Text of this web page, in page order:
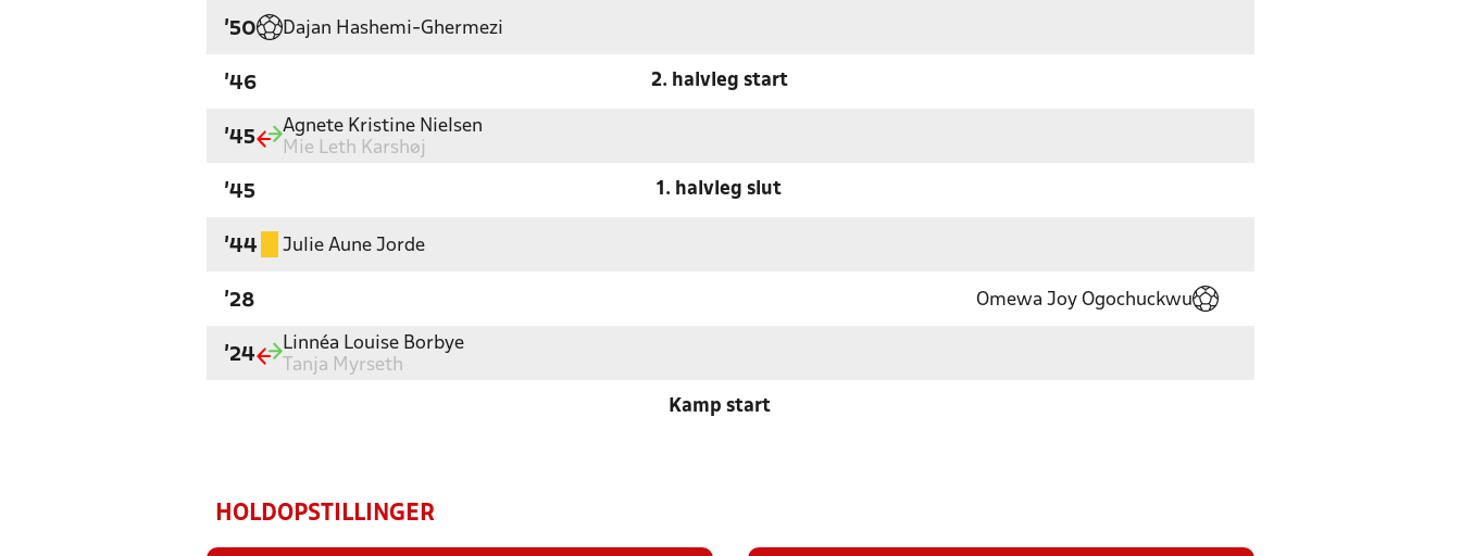
'50 Dajan Hashemi-Ghermezi
'46 2. halvleg start
'45
Agnete Kristine Nielsen
Mie Leth Karshøj
'45 1. halvleg slut
'44 Julie Aune Jorde
'28 Omewa Joy Ogochuckwu
'24
Linnéa Louise Borbye
Tanja Myrseth
Kamp start
HOLDOPSTILLINGER